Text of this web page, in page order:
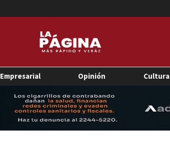
Empresarial Opinión Cultura